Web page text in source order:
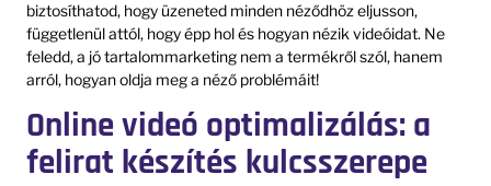
biztosíthatod, hogy üzeneted minden néződhöz eljusson,
függetlenül attól, hogy épp hol és hogyan nézik videóidat. Ne
feledd, a jó tartalommarketing nem a termékről szól, hanem
arról, hogyan oldja meg a néző problémáit!
Online videó optimalizálás: a
felirat készítés kulcsszerepe